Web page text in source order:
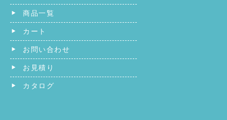
商品一覧
カート
お問い合わせ
お見積り
カタログ